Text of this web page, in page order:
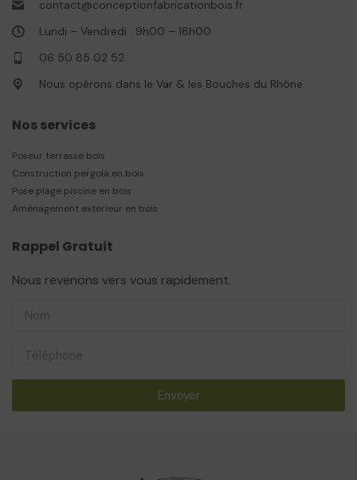
contact@conceptionfabricationbois.fr
Lundi – Vendredi : 9h00 – 18h00
06 50 85 02 52
Nous opérons dans le Var & les Bouches du Rhône
Nos services
Poseur terrasse bois
Construction pergola en bois
Pose plage piscine en bois
Aménagement exterieur en bois
Rappel Gratuit
Nous revenons vers vous rapidement.
Envoyer